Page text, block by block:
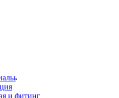
и фитинг